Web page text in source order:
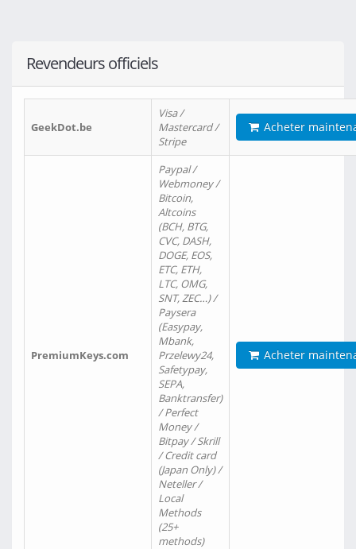
Revendeurs officiels
GeekDot.be
Visa /
Mastercard /
Stripe
Acheter
PremiumKeys.com
Paypal /
Webmoney /
Bitcoin,
Altcoins
(BCH, BTG,
CVC, DASH,
DOGE, EOS,
ETC, ETH,
LTC, OMG,
SNT, ZEC…) /
Paysera
(Easypay,
Mbank,
Przelewy24,
Safetypay,
SEPA,
Banktransfer)
/ Perfect
Money /
Bitpay / Skrill
/ Credit card
(Japan Only) /
Neteller /
Local
Methods
(25+
methods)
Acheter